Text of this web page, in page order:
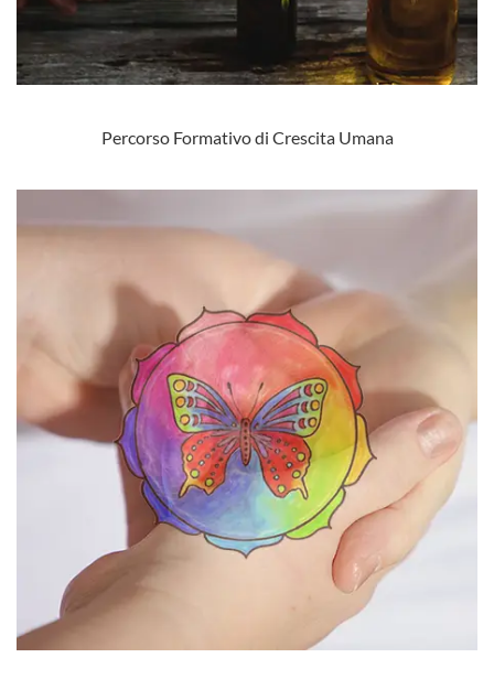
Percorso Formativo di Crescita Umana